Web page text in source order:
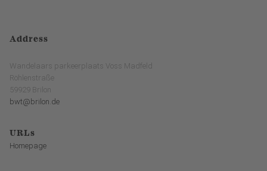
Address
Wandelaars parkeerplaats Voss Madfeld
Röhlenstraße
59929 Brilon
bwt@brilon.de
URLs
Homepage